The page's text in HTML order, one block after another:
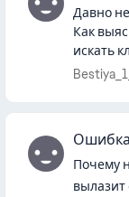
Давно
Как
искать
давно
Почему